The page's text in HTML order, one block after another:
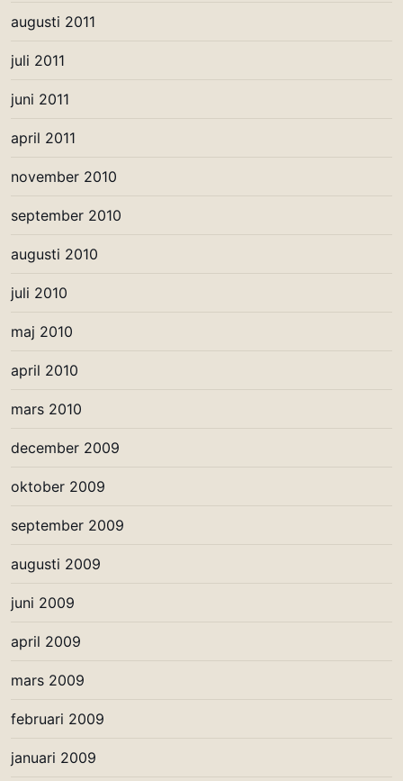
augusti 2011
juli 2011
juni 2011
april 2011
november 2010
september 2010
augusti 2010
juli 2010
maj 2010
april 2010
mars 2010
december 2009
oktober 2009
september 2009
augusti 2009
juni 2009
april 2009
mars 2009
februari 2009
januari 2009